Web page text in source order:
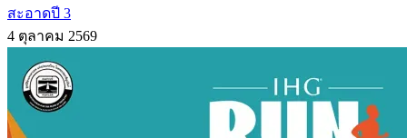
สะอาดปี 3
4 ตุลาคม 2569